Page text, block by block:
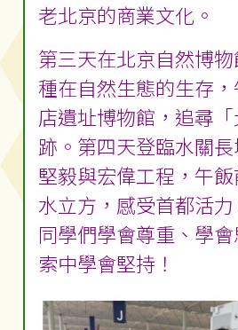
老北京的商業文化。
第三天在北京自然博
種在自然生態的生存
店遺址博物館，追尋
跡。第四天登臨水關
堅毅與宏偉工程，午
水立方，感受首都活
同學們學會尊重、學
索中學會堅持！